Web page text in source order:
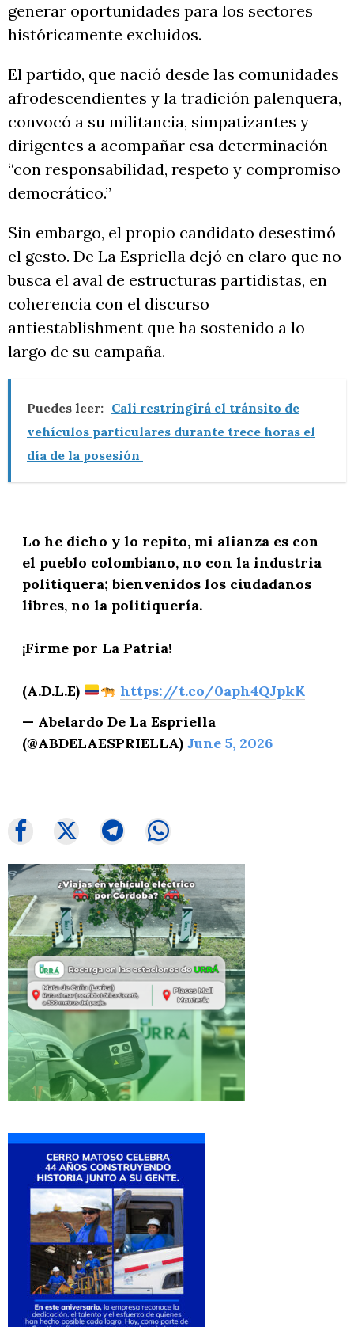
generar oportunidades para los sectores
históricamente excluidos.
El partido, que nació desde las comunidades
afrodescendientes y la tradición palenquera,
convocó a su militancia, simpatizantes y
dirigentes a acompañar esa determinación
“con responsabilidad, respeto y compromiso
democrático.”
Sin embargo, el propio candidato desestimó
el gesto. De La Espriella dejó en claro que no
busca el aval de estructuras partidistas, en
coherencia con el discurso
antiestablishment que ha sostenido a lo
largo de su campaña.
Puedes leer: Cali restringirá el tránsito de
vehículos particulares durante trece horas el
día de la posesión
Lo he dicho y lo repito, mi alianza es con
el pueblo colombiano, no con la industria
politiquera; bienvenidos los ciudadanos
libres, no la politiquería.
¡Firme por La Patria!
(A.D.L.E)
https://t.co/0aph4QJpkK
— Abelardo De La Espriella
(@ABDELAESPRIELLA) June 5, 2026